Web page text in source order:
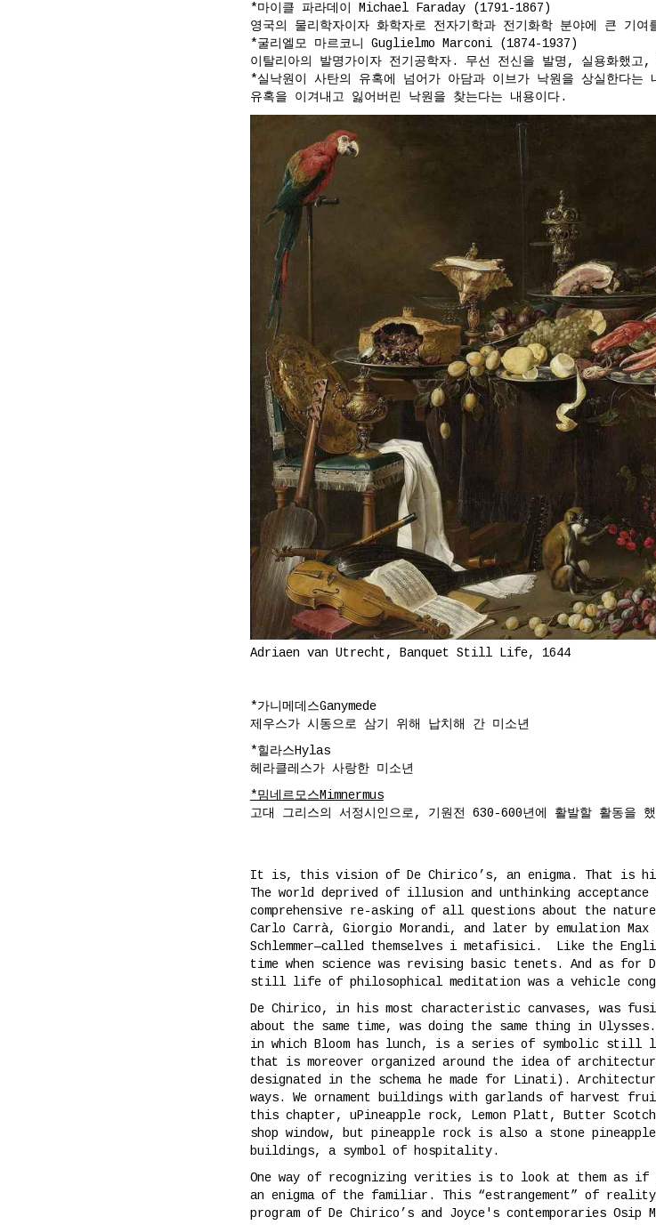
*마이클 파라데이 Michael Faraday (1791-1867)
영국의 물리학자이자 화학자로 전자기학과 전기화학 분야에 큰 기여
*굴리엘모 마르코니 Guglielmo Marconi (1874-1937)
이탈리아의 발명가이자 전기공학자. 무선 전신을 발명, 실용화했고,
*실낙원이 사탄의 유혹에 넘어가 아담과 이브가 낙원을 상실한다는
유혹을 이겨내고 잃어버린 낙원을 찾는다는 내용이다.
Adriaen van Utrecht, Banquet Still Life, 1644
*가니메데스Ganymede
제우스가 시동으로 삼기 위해 납치해 간 미소년
*힐라스Hylas
헤라클레스가 사랑한 미소년
*밈네르모스Mimnermus
고대 그리스의 서정시인으로, 기원전 630-600년에 활발할 활동을
It is, this vision of De Chirico’s, an enigma. That is
The world deprived of illusion and unthinking
comprehensive re-asking of all questions about the
Carlo Carrà, Giorgio Morandi, and later by emulation
Schlemmer—called themselves i metafisici. Like the
time when science was revising basic tenets. And as for
still life of philosophical meditation was a vehicle
De Chirico, in his most characteristic canvases, was
about the same time, was doing the same thing in
in which Bloom has lunch, is a series of symbolic
that is moreover organized around the idea of
designated in the schema he made for Linati).
ways. We ornament buildings with garlands of harvest
this chapter, uPineapple rock, Lemon Platt, Butter
shop window, but pineapple rock is also a stone
buildings, a symbol of hospitality.
One way of recognizing verities is to look at them as if
an enigma of the familiar. This “estrangement” of
program of De Chirico’s and Joyce's contemporaries Osip